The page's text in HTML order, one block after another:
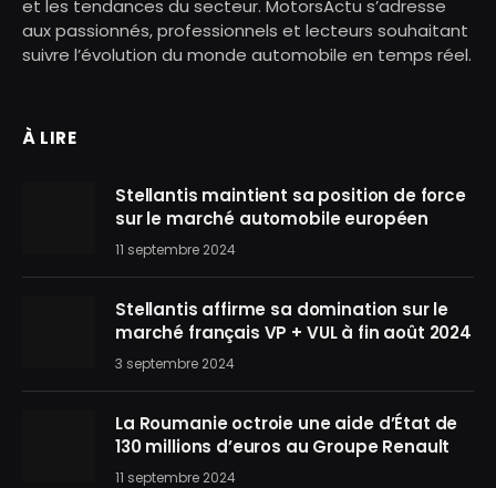
et les tendances du secteur. MotorsActu s’adresse
aux passionnés, professionnels et lecteurs souhaitant
suivre l’évolution du monde automobile en temps réel.
À LIRE
Stellantis maintient sa position de force
sur le marché automobile européen
11 septembre 2024
Stellantis affirme sa domination sur le
marché français VP + VUL à fin août 2024
3 septembre 2024
La Roumanie octroie une aide d’État de
130 millions d’euros au Groupe Renault
11 septembre 2024